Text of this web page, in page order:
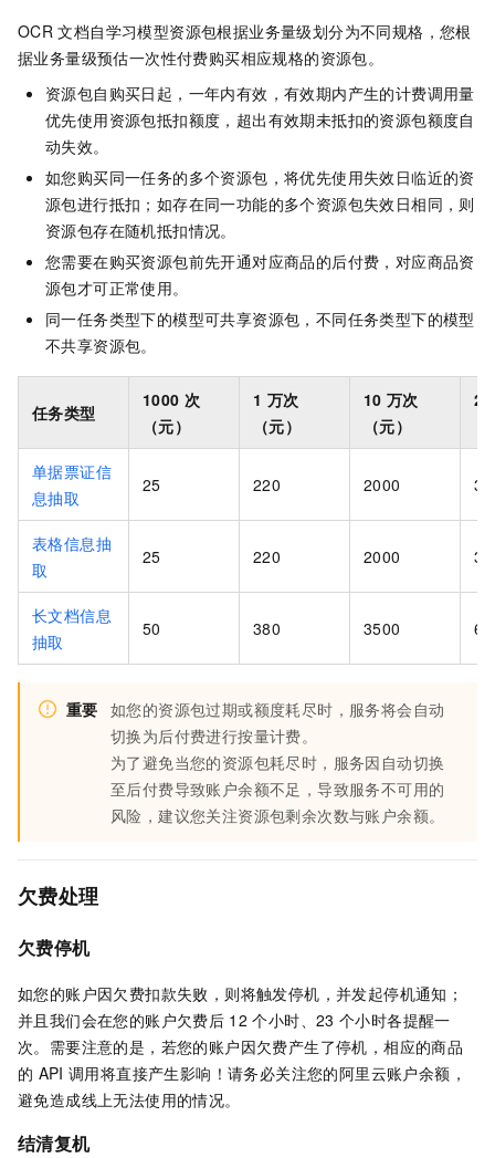
OCR 文档自学习模型资源包根据业务量级划分为不同规格，您根
据业务量级预估一次性付费购买相应规格的资源包。
资源包自购买日起，一年内有效，有效期内产生的计费调用量
优先使用资源包抵扣额度，超出有效期未抵扣的资源包额度自
动失效。
如您购买同一任务的多个资源包，将优先使用失效日临近的资
源包进行抵扣；如存在同一功能的多个资源包失效日相同，则
资源包存在随机抵扣情况。
您需要在购买资源包前先开通对应商品的后付费，对应商品资
源包才可正常使用。
同一任务类型下的模型可共享资源包，不同任务类型下的模型
不共享资源包。
任务类型
1000 次
（元）
1 万次
（元）
10 万次
（元）
20
单据票证信
息抽取
25 220 2000
表格信息抽
取
25 220 2000
长文档信息
抽取
50 380 3500
重要 如您的资源包过期或额度耗尽时，服务将会自动
切换为后付费进行按量计费。
为了避免当您的资源包耗尽时，服务因自动切换
至后付费导致账户余额不足，导致服务不可用的
风险，建议您关注资源包剩余次数与账户余额。
欠费处理
欠费停机
如您的账户因欠费扣款失败，则将触发停机，并发起停机通知；
并且我们会在您的账户欠费后 12 个小时、23 个小时各提醒一
次。需要注意的是，若您的账户因欠费产生了停机，相应的商品
的 API 调用将直接产生影响！请务必关注您的阿里云账户余额，
避免造成线上无法使用的情况。
结清复机